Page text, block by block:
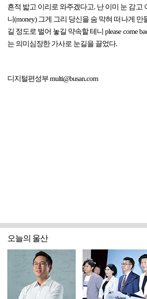
흔적 밟고 이리로 와주겠다고. 난 이미 눈 감고
니(money) 그게 그리 당신을 숨 막혀 떠나게 만
길 정도로 벌어 놓길 약속할 테니 please come
는 의미심장한 가사로 눈길을 끌었다.
디지털편성부 multi@busan.com
오늘의 울산